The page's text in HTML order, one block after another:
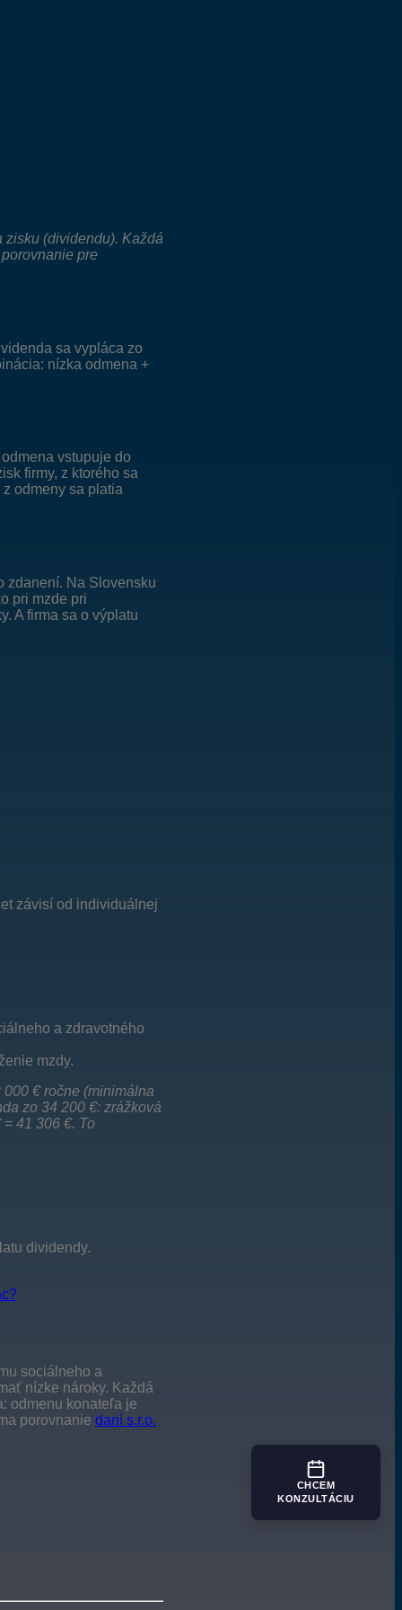
zisku (dividendu). Každá
pre
sa vypláca zo
nízka odmena +
vstupuje do
firmy, z ktorého sa
odmeny sa platia
zdanení. Na Slovensku
pri mzde pri
A firma sa o výplatu
závisí od individuálnej
a zdravotného
mzdy.
€ ročne (minimálna
zo 34 200 €: zrážková
41 306 €. To
dividendy.
sociálneho a
nízke nároky. Každá
odmenu konateľa je
porovnanie daní s.r.o.
CHCEM
KONZULTÁCIU